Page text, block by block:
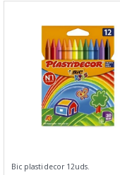
Bic plastidecor 12uds.